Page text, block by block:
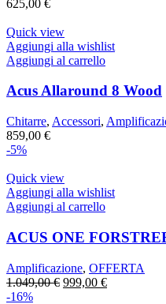
625,00 €
Quick view
Aggiungi alla wishlist
Aggiungi al carrello
Acus Allaround 8 Wood
Chitarre, Accessori,
859,00 €
-5%
Quick view
Aggiungi alla wishlist
Aggiungi al carrello
ACUS ONE
Amplificazione, OFFERTA
1.049,00€ Il
999,00 €Il
-16%